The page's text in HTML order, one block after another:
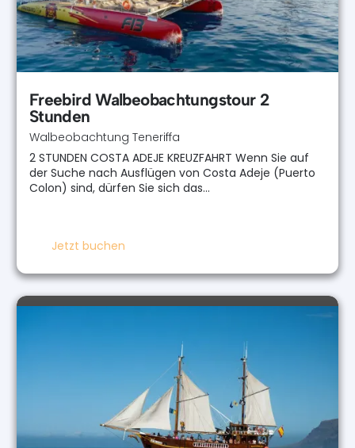
Freebird Walbeobachtungstour 2
Stunden
Walbeobachtung Teneriffa
2 STUNDEN COSTA ADEJE KREUZFAHRT Wenn Sie auf
der Suche nach Ausflügen von Costa Adeje (Puerto
Colon) sind, dürfen Sie sich das…
Jetzt buchen